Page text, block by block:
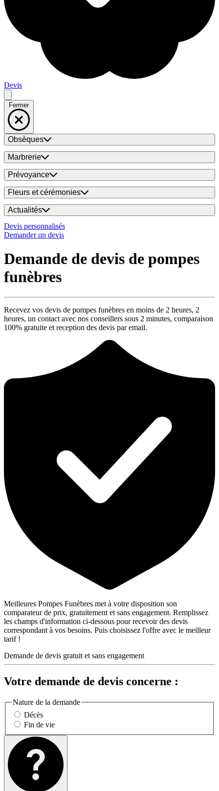
Devis
Fermer
Obsèques
Marbrerie
Prévoyance
Fleurs et cérémonies
Actualités
Devis personnalisés
Demander un devis
Demande de devis de pompes
funèbres
Recevez vos devis de pompes funèbres en moins de 2 heures, 2
heures, un contact avec nos conseillers sous 2 minutes, comparaison
100% gratuite et reception des devis par email.
Meilleures Pompes Funèbres met à votre disposition son
comparateur de prix, gratuitement et sans engagement. Remplissez
les champs d'information ci-dessous pour recevoir des devis
correspondant à vos besoins. Puis choisissez l'offre avec le meilleur
tarif !
Demande de devis gratuit et sans engagement
Votre demande de devis concerne :
Nature de la demande
Décès
Fin de vie